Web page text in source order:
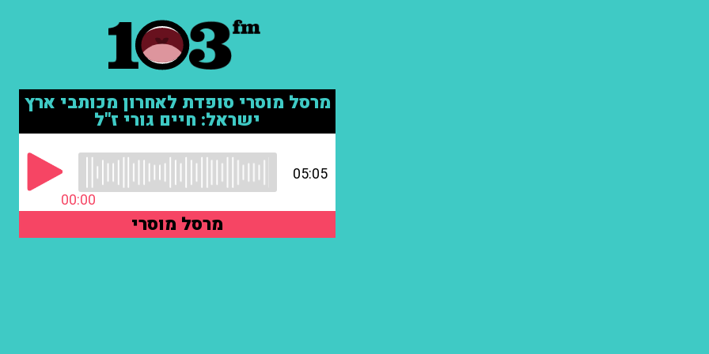
מרסל מוסרי סופדת לאחרון מכותבי ארץ
ישראל: חיים גורי ז"ל
00:00
05:05
מרסל מוסרי